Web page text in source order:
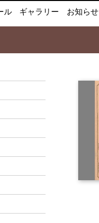
ル ギャラリー お知らせ